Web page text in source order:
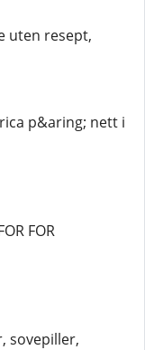
uten resept,
p&aring; nett i
FOR
sovepiller,